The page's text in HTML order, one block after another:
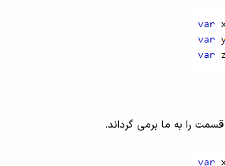
را به ما برمی گرداند.